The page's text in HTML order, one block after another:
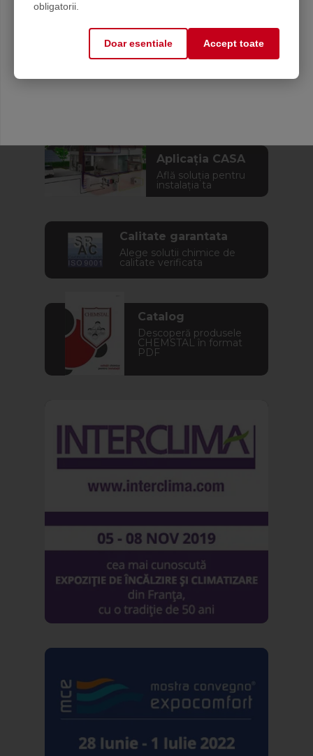
Calculator antigel
Aplicația CASA
Află soluția pentru
instalația ta
Calitate garantata
Alege solutii chimice de
calitate verificata
Catalog
Descoperă produsele
CHEMSTAL în format
PDF
obligatorii.
Doar esentiale Accept toate
Mă abonez